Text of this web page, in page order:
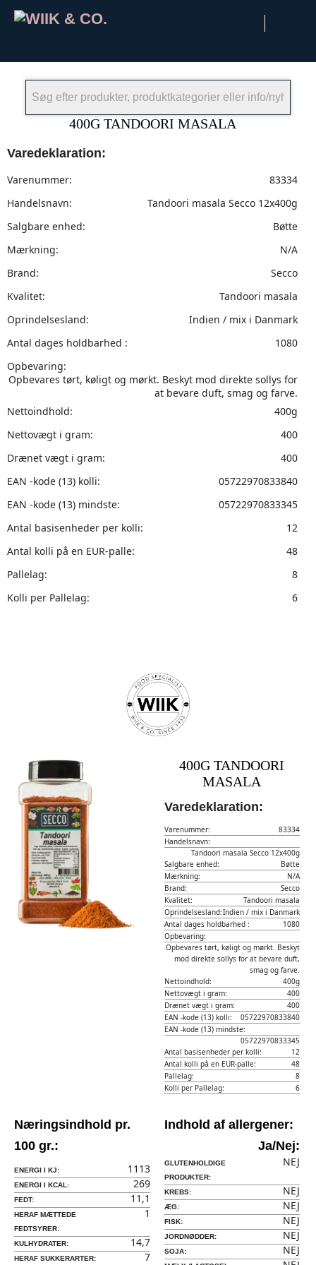
400G TANDOORI MASALA
Varedeklaration:
Varenummer:
83334
Handelsnavn:
Tandoori masala Secco 12x400g
Salgbare enhed:
Bøtte
Mærkning:
N/A
Brand:
Secco
Kvalitet:
Tandoori masala
Oprindelsesland:
Indien / mix i Danmark
Antal dages holdbarhed :
1080
Opbevaring:
Opbevares tørt, køligt og mørkt. Beskyt mod direkte sollys for
at bevare duft, smag og farve.
Nettoindhold:
400g
Nettovægt i gram:
400
Drænet vægt i gram:
400
EAN -kode (13) kolli:
05722970833840
EAN -kode (13) mindste:
05722970833345
Antal basisenheder per kolli:
12
Antal kolli på en EUR-palle:
48
Pallelag:
8
Kolli per Pallelag:
6
400G TANDOORI
MASALA
Varedeklaration:
Varenummer:
83334
Handelsnavn:
Tandoori masala Secco 12x400g
Salgbare enhed:
Bøtte
Mærkning:
N/A
Brand:
Secco
Kvalitet:
Tandoori masala
Oprindelsesland:Indien / mix i Danmark
Antal dages holdbarhed :
1080
Opbevaring:
Opbevares tørt, køligt og mørkt. Beskyt
mod direkte sollys for at bevare duft,
smag og farve.
Nettoindhold:
400g
Nettovægt i gram:
400
Drænet vægt i gram:
400
EAN -kode (13) kolli:
05722970833840
EAN -kode (13) mindste:
05722970833345
Antal basisenheder per kolli:
12
Antal kolli på en EUR-palle:
48
Pallelag:
8
Kolli per Pallelag:
6
Næringsindhold pr.
100 gr.:
ENERGI I KJ: 1113
ENERGI I KCAL: 269
FEDT: 11,1
HERAF MÆTTEDE
FEDTSYRER:
1
KULHYDRATER: 14,7
HERAF SUKKERARTER: 7
Indhold af allergener:
Ja/Nej:
GLUTENHOLDIGE
PRODUKTER:
NEJ
KREBS: NEJ
ÆG: NEJ
FISK: NEJ
JORDNØDDER: NEJ
SOJA: NEJ